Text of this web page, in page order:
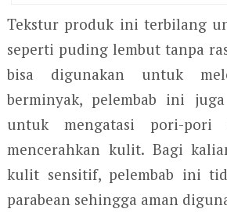
Tekstur produk ini terbilang
seperti puding lembut tanpa
bisa digunakan untuk
berminyak, pelembab ini
untuk mengatasi pori-pori
mencerahkan kulit. Bagi
kulit sensitif, pelembab ini
parabean sehingga aman